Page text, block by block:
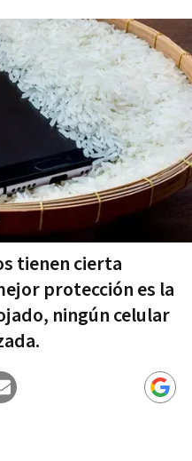
tienen cierta
protección es la
ningún celular